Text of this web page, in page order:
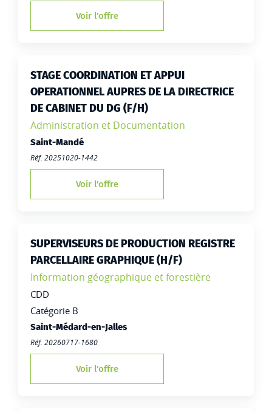
Voir l'offre
STAGE COORDINATION ET APPUI
OPERATIONNEL AUPRES DE LA DIRECTRICE
DE CABINET DU DG (F/H)
Famille:
Administration et Documentation
Lieu de travail :
Saint-Mandé
Réf. 20251020-1442
Voir l'offre
SUPERVISEURS DE PRODUCTION REGISTRE
PARCELLAIRE GRAPHIQUE (H/F)
Famille:
Information géographique et forestière
Type de contrat :
CDD
Catégorie B
Lieu de travail :
Saint-Médard-en-Jalles
Réf. 20260717-1680
Voir l'offre